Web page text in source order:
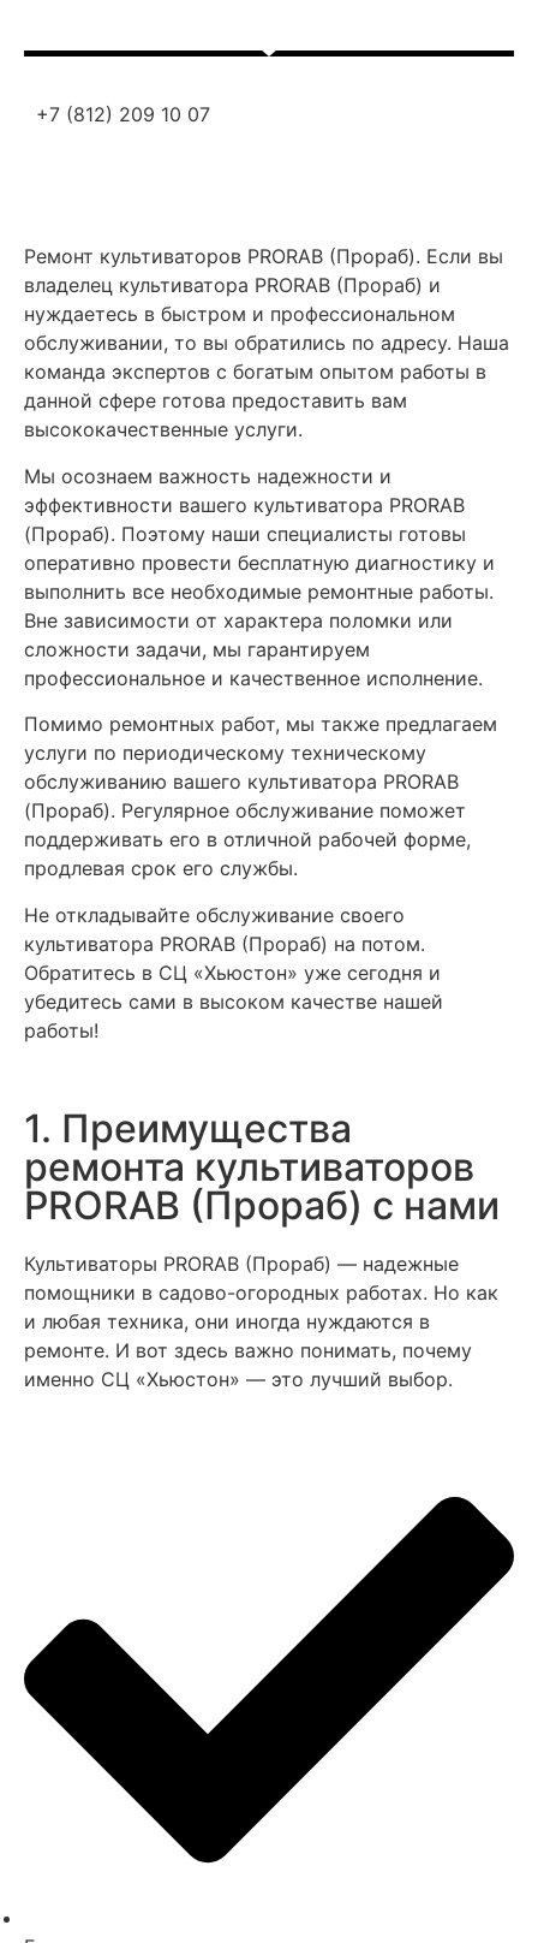
+7 (812) 209 10 07
Ремонт культиваторов PRORAB (Прораб). Если вы
владелец культиватора PRORAB (Прораб) и
нуждаетесь в быстром и профессиональном
обслуживании, то вы обратились по адресу. Наша
команда экспертов с богатым опытом работы в
данной сфере готова предоставить вам
высококачественные услуги.
Мы осознаем важность надежности и
эффективности вашего культиватора PRORAB
(Прораб). Поэтому наши специалисты готовы
оперативно провести бесплатную диагностику и
выполнить все необходимые ремонтные работы.
Вне зависимости от характера поломки или
сложности задачи, мы гарантируем
профессиональное и качественное исполнение.
Помимо ремонтных работ, мы также предлагаем
услуги по периодическому техническому
обслуживанию вашего культиватора PRORAB
(Прораб). Регулярное обслуживание поможет
поддерживать его в отличной рабочей форме,
продлевая срок его службы.
Не откладывайте обслуживание своего
культиватора PRORAB (Прораб) на потом.
Обратитесь в СЦ «Хьюстон» уже сегодня и
убедитесь сами в высоком качестве нашей
работы!
1. Преимущества
ремонта культиваторов
PRORAB (Прораб) с нами
Культиваторы PRORAB (Прораб) — надежные
помощники в садово-огородных работах. Но как
и любая техника, они иногда нуждаются в
ремонте. И вот здесь важно понимать, почему
именно СЦ «Хьюстон» — это лучший выбор.